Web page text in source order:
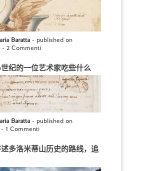
Baratta - published on
- 2 Commenti
纪的一位艺术家吃些什么
Baratta - published on
- 1 Commenti
多洛米蒂山历史的路线，追